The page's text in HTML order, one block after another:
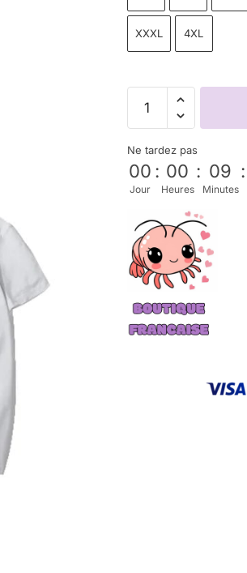
XXXL 4XL
Ne tardez pas
00
Jour
: 00
Heures
: 09
Minutes
: